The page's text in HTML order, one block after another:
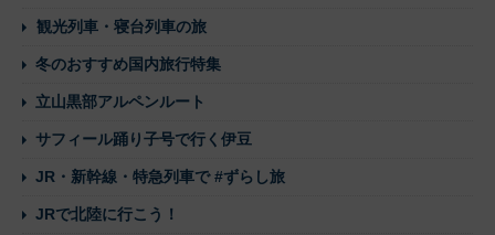
観光列車・寝台列車の旅
冬のおすすめ国内旅行特集
立山黒部アルペンルート
サフィール踊り子号で行く伊豆
JR・新幹線・特急列車で #ずらし旅
JRで北陸に行こう！